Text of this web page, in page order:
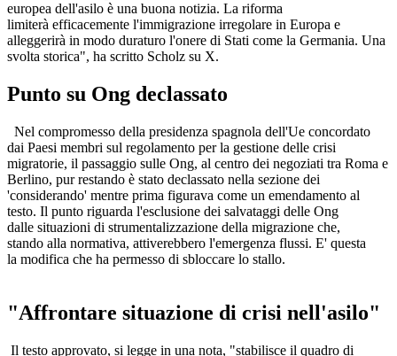
europea dell'asilo è una buona notizia. La riforma
limiterà efficacemente l'immigrazione irregolare in Europa e
alleggerirà in modo duraturo l'onere di Stati come la Germania. Una
svolta storica", ha scritto Scholz su X.
Punto su Ong declassato
Nel compromesso della presidenza spagnola dell'Ue concordato
dai Paesi membri sul regolamento per la gestione delle crisi
migratorie, il passaggio sulle Ong, al centro dei negoziati tra Roma e
Berlino, pur restando è stato declassato nella sezione dei
'considerando' mentre prima figurava come un emendamento al
testo. Il punto riguarda l'esclusione dei salvataggi delle Ong
dalle situazioni di strumentalizzazione della migrazione che,
stando alla normativa, attiverebbero l'emergenza flussi. E' questa
la modifica che ha permesso di sbloccare lo stallo.
"Affrontare situazione di crisi nell'asilo"
Il testo approvato, si legge in una nota, "stabilisce il quadro di